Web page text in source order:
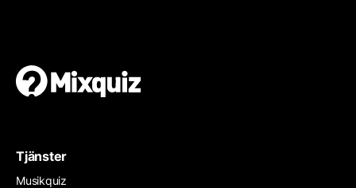
Tjänster
Musikquiz